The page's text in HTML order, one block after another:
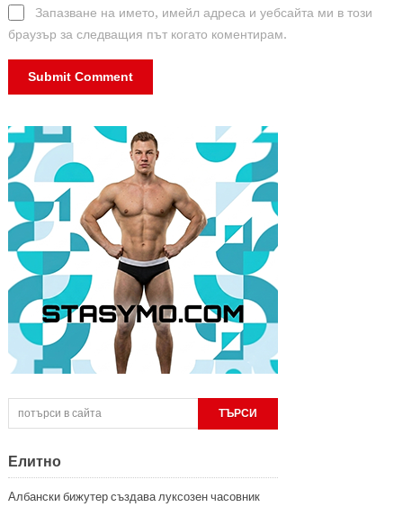
Запазване на името, имейл адреса и уебсайта ми в този
браузър за следващия път когато коментирам.
Елитно
Албански бижутер създава луксозен часовник